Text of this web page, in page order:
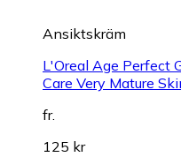
Ansiktskräm
L'Oreal Age Perfect
Care Very Mature
fr.
125 kr